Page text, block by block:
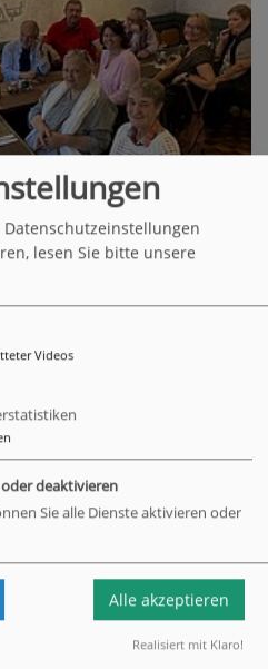
2024, fand in unserer
statt. Wir haben unsere
Mittagessen in ein
Anlass dieses
Helferinnen und
die tatkräftige Unterstützung im
miteinander verbracht, die
werden und das
haben.
lesen Sie bitte unsere
Videos
deaktivieren
Sie alle Dienste aktivieren oder
Alle akzeptieren
Realisiert mit Klaro!